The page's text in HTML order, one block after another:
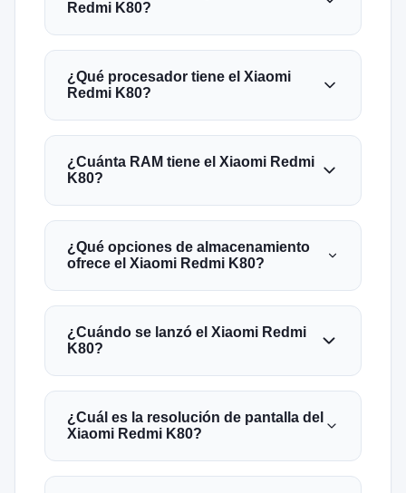
Redmi K80?
¿Qué procesador tiene el Xiaomi
Redmi K80?
¿Cuánta RAM tiene el Xiaomi Redmi
K80?
¿Qué opciones de almacenamiento
ofrece el Xiaomi Redmi K80?
¿Cuándo se lanzó el Xiaomi Redmi
K80?
¿Cuál es la resolución de pantalla del
Xiaomi Redmi K80?